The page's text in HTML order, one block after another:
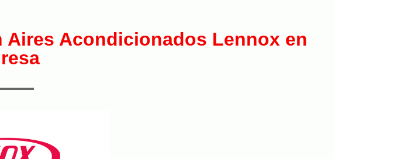
Acondicionados Lennox en